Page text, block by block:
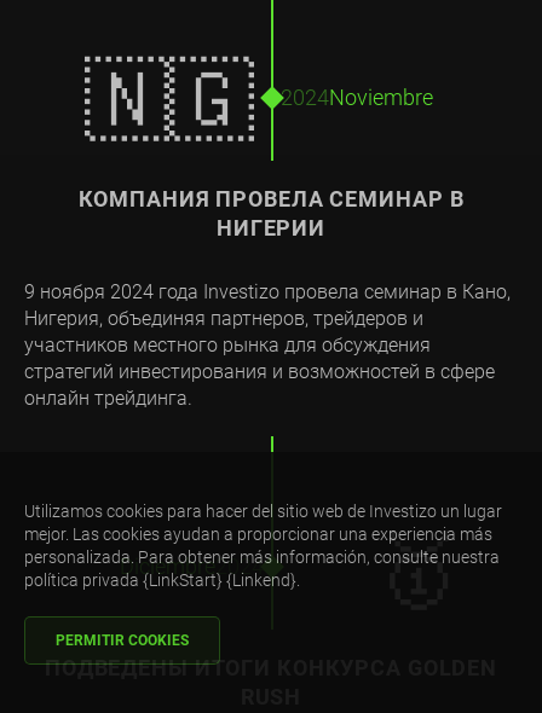
КОМПАНИЯ ПРОВЕЛА СЕМИНАР В
НИГЕРИИ
9 ноября 2024 года Investizo провела семинар в Кано,
Нигерия, объединяя партнеров, трейдеров и
участников местного рынка для обсуждения
стратегий инвестирования и возможностей в сфере
онлайн трейдинга.
Noviembre
2024
🇳🇬
ПОДВЕДЕНЫ ИТОГИ КОНКУРСА GOLDEN
Diciembre2024 🥇
Utilizamos cookies para hacer del sitio web de Investizo un lugar
mejor. Las cookies ayudan a proporcionar una experiencia más
personalizada. Para obtener más información, consulte nuestra
política privada {LinkStart} {Linkend}.
PERMITIR COOKIES